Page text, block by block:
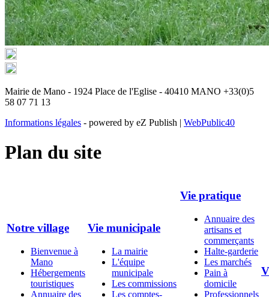
Mairie de Mano - 1924 Place de l'Eglise - 40410 MANO +33(0)5
58 07 71 13
Informations légales - powered by eZ Publish | WebPublic40
Plan du site
Notre village
Bienvenue à
Mano
Hébergements
touristiques
Annuaire des
Vie municipale
La mairie
L'équipe
municipale
Les commissions
Les comptes-
Vie pratique
Annuaire des
artisans et
commerçants
Halte-garderie
Les marchés
Pain à
domicile
Professionnels